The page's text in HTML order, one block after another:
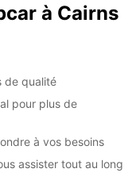
à Cairns
de qualité
pour plus de
à vos besoins
assister tout au long